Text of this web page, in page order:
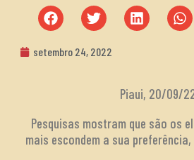
setembro 24, 2022
Piaui, 20/09/
Pesquisas mostram que são os
mais escondem a sua